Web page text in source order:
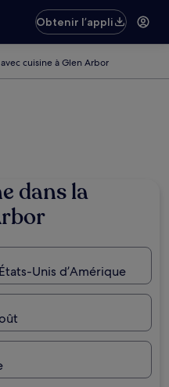
Obtenir l’appli
cuisine à Glen Arbor
dans la
Unis d’Amérique